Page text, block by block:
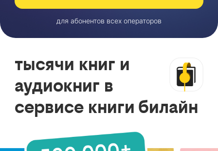
для абонентов всех операторов
тысячи книг и
аудиокниг в
сервисе книги билайн